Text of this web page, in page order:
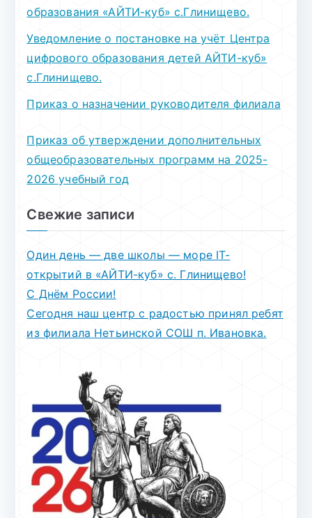
образования «АЙТИ-куб» c.Глинищево.
Уведомление о постановке на учёт Центра
цифрового образования детей АЙТИ-куб»
c.Глинищево.
Приказ о назначении руководителя филиала
Приказ об утверждении дополнительных
общеобразовательных программ на 2025-
2026 учебный год
Свежие записи
Один день — две школы — море IT-
открытий в «АЙТИ-куб» с. Глинищево!
С Днём России!
Сегодня наш центр с радостью принял ребят
из филиала Нетьинской СОШ п. Ивановка.